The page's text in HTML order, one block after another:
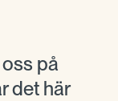
på
det här